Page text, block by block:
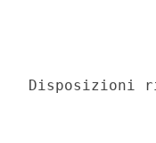
Disposizioni